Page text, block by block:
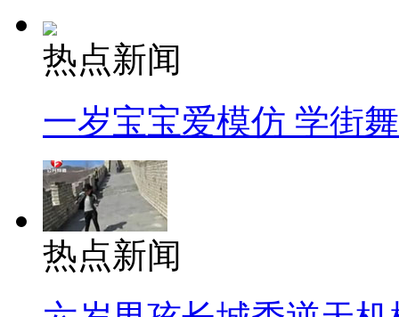
热点新闻
一岁宝宝爱模仿 学街
热点新闻